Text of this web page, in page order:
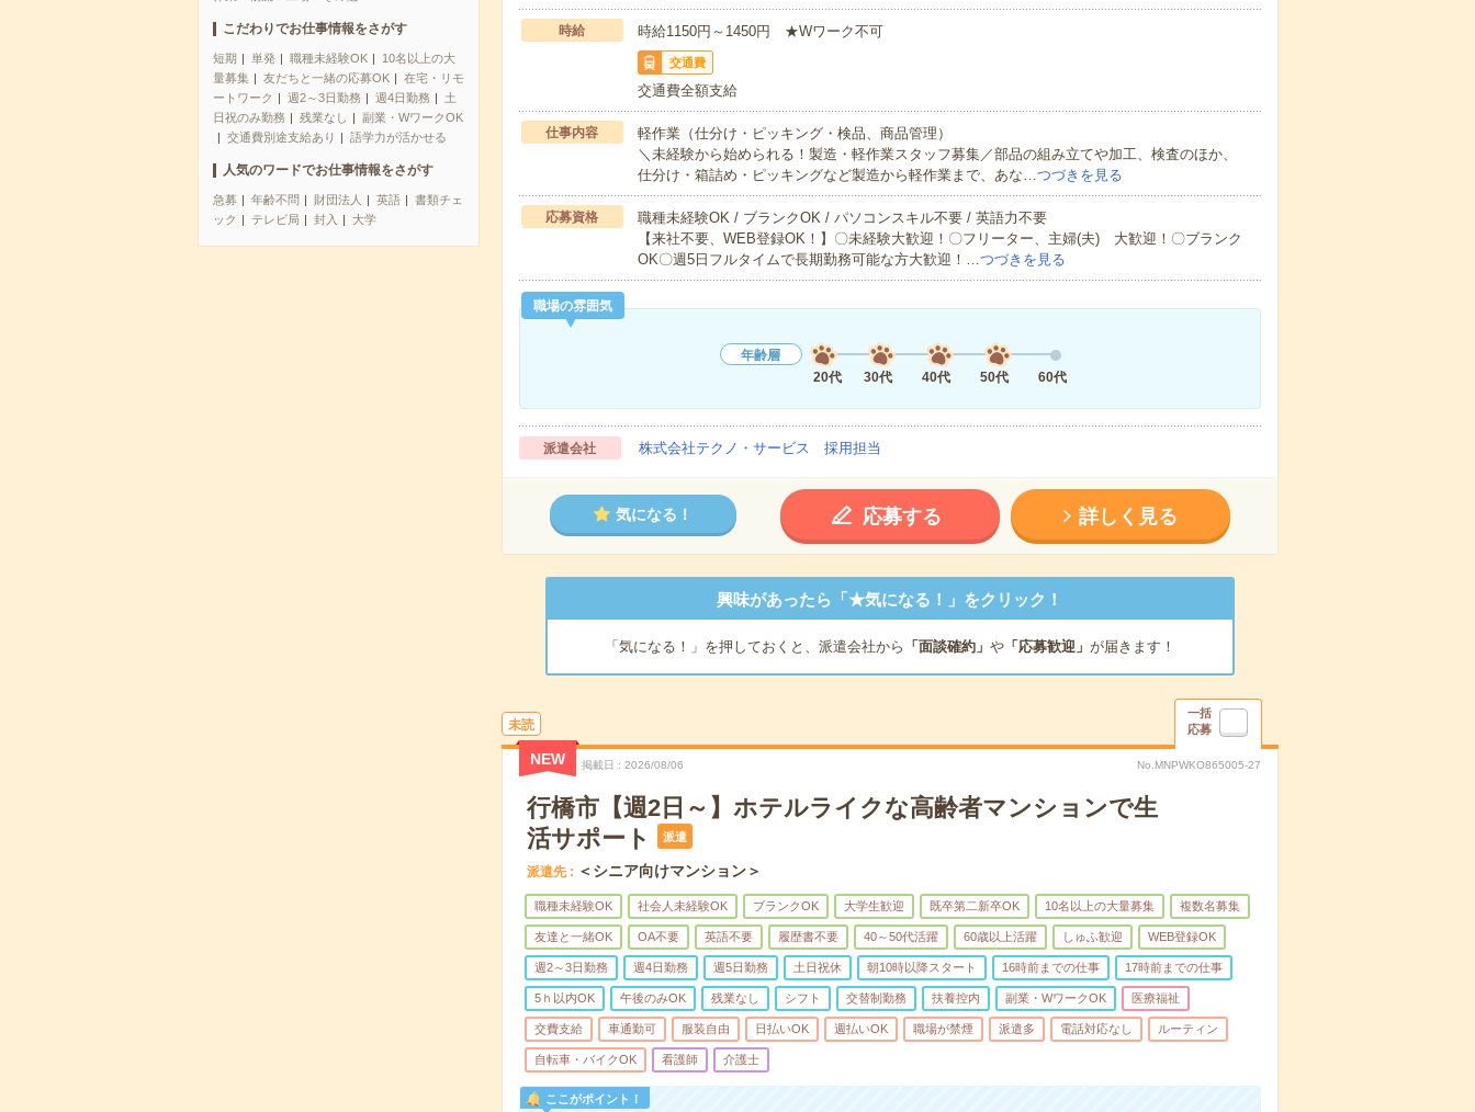
こだわりでお仕事情報をさがす
短期 単発 職種未経験OK
10名以上の大
量募集
友だちと一緒の応募OK
在宅・リモ
ートワーク
週2～3日勤務 週4日勤務
土
日祝のみ勤務
残業なし
副業・WワークOK
交通費別途支給あり
語学力が活かせる
人気のワードでお仕事情報をさがす
急募 年齢不問 財団法人 英語
書類チェ
ック
テレビ局 封入 大学
時給 時給1150円～1450円 ★Wワーク不可
交通費
交通費全額支給
仕事内容
軽作業（仕分け・ピッキング・検品、商品管理）
＼未経験から始められる！製造・軽作業スタッフ募集／部品の組み立てや加工、検査のほか、
仕分け・箱詰め・ピッキングなど製造から軽作業まで、あな…つづきを見る
応募資格
職種未経験OK / ブランクOK / パソコンスキル不要 / 英語力不要
【来社不要、WEB登録OK！】〇未経験大歓迎！〇フリーター、主婦(夫) 大歓迎！〇ブランク
OK〇週5日フルタイムで長期勤務可能な方大歓迎！…つづきを見る
職場の雰囲気
年齢層
20代
30代 40代 50代 60代
派遣会社 株式会社テクノ・サービス 採用担当
気になる！ 応募する 詳しく見る
興味があったら「★気になる！」をクリック！
「気になる！」を押しておくと、派遣会社から 「面談確約」 や「応募歓迎」 が届きます！
未読
一括
応募
NEW 掲載日 2026/08/06 No.MNPWKO865005-27
行橋市【週2日～】ホテルライクな高齢者マンションで生
活サポート
派遣
派遣先 ＜シニア向けマンション＞
職種未経験OK 社会人未経験OK ブランクOK 大学生歓迎 既卒第二新卒OK 10名以上の大量募集 複数名募集
友達と一緒OK OA不要 英語不要 履歴書不要 40～50代活躍 60歳以上活躍 しゅふ歓迎 WEB登録OK
週2～3日勤務 週4日勤務 週5日勤務 土日祝休 朝10時以降スタート 16時前までの仕事 17時前までの仕事
5ｈ以内OK 午後のみOK 残業なし シフト 交替制勤務 扶養控内 副業・WワークOK 医療福祉
交費支給 車通勤可 服装自由 日払いOK 週払いOK 職場が禁煙 派遣多 電話対応なし ルーティン
自転車・バイクOK 看護師 介護士
ここがポイント！